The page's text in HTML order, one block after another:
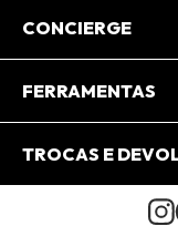
Sobre Nós
Journal
CONCIERGE
Central de
FERRAMENTAS
Minha Conta
Pedido de Presente
TROCAS E
Condições Gerais